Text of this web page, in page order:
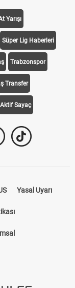
Yarışı
Süper Lig Haberleri
Trabzonspor
Transfer
Aktif Sayaç
Yasal Uyarı